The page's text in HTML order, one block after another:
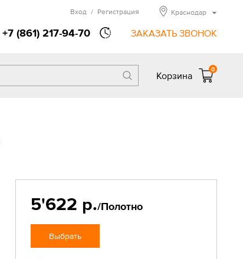
+7 (861) 217-94-70 ЗАКАЗАТЬ ЗВОНОК
Вход / Регистрация Краснодар
Корзина
0
5'622 р./Полотно
Выбрать